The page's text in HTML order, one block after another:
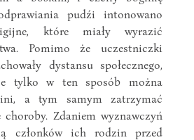
pudźi intonowano
które miały wyrazić
Pomimo że uczestniczki
dystansu społecznego,
tylko w ten sposób można
a tym samym zatrzymać
Zdaniem wyznawczyń
członków ich rodzin przed